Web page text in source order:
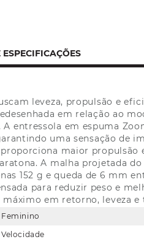
leveza, propulsão e
em relação ao
entressola em espuma
uma sensação de
maior propulsão
A malha projetada
152 g e queda de 6 mm
para reduzir peso e
em retorno, leveza e
Feminino
Velocidade